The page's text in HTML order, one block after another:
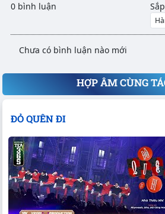
0 bình luận
Chưa có bình luận nào mới
HỢP ÂM CÙNG
ĐỎ QUÊN ĐI